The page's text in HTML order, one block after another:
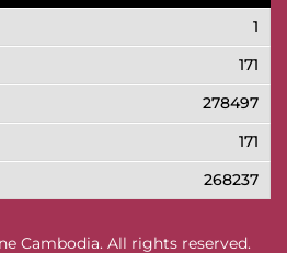
1
171
278497
171
268237
Cambodia. All rights reserved.